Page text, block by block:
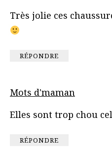
Très jolie ces
RÉPONDRE
Mots d'maman
Elles sont trop chou
RÉPONDRE